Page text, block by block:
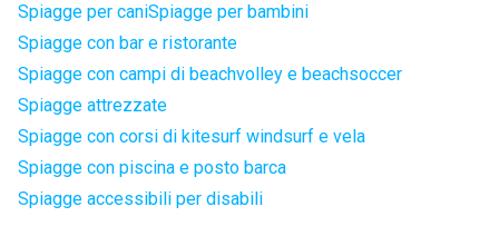
Spiagge per caniSpiagge per bambini
Spiagge con bar e ristorante
Spiagge con campi di beachvolley e beachsoccer
Spiagge attrezzate
Spiagge con corsi di kitesurf windsurf e vela
Spiagge con piscina e posto barca
Spiagge accessibili per disabili